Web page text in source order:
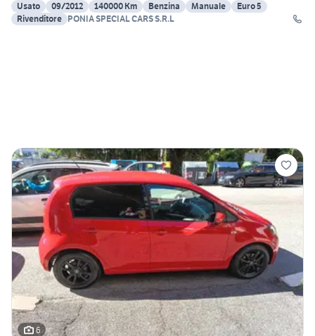
Usato
09/2012 140000 Km Benzina Manuale
Euro 5
Rivenditore PONIA SPECIAL CARS S.R.L
6